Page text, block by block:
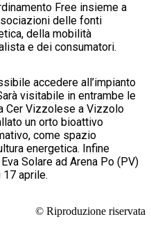
Free insieme a
delle fonti
della mobilità
e dei consumatori.
accedere all’impianto
visitabile in entrambe le
Cer Vizzolese a Vizzolo
un orto bioattivo
come spazio
energetica. Infine
Solare ad Arena Po (PV)
aprile.
© Riproduzione riservata